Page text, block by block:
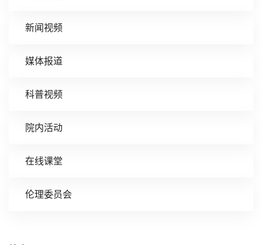
新闻视频
媒体报道
科普视频
院内活动
在线课堂
伦理委员会